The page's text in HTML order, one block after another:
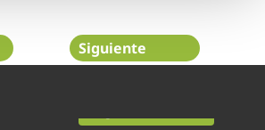
Siguiente